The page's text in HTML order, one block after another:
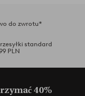
do zwrotu*
standard
PLN
40%